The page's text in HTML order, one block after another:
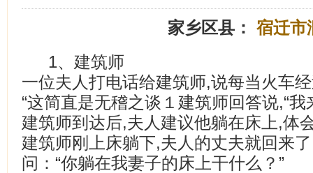
家乡区县： 宿迁市
1、建筑师
一位夫人打电话给建筑师,说每当火车
“这简直是无稽之谈１建筑师回答说,“我
建筑师到达后,夫人建议他躺在床上,体
建筑师刚上床躺下,夫人的丈夫就回来
问：“你躺在我妻子的床上干什么？”